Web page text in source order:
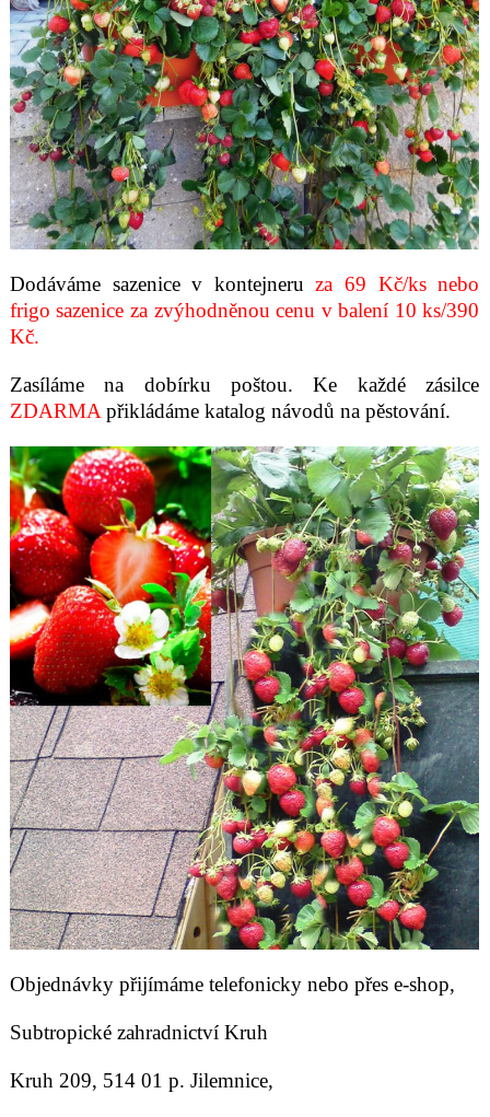
Dodáváme sazenice v kontejneruza 69 Kč/ks nebo
frigo sazeniceza zvýhodněnou cenu v balení 10 ks/390
Kč.
Zasíláme na dobírku poštou. Ke každé zásilce
ZDARMApřikládáme katalog návodů na pěstování.
Objednávky přijímáme telefonicky nebo přes e-shop,
Subtropické zahradnictví Kruh
Kruh 209, 514 01 p. Jilemnice,